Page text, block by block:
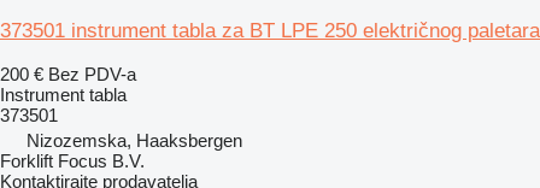
373501 instrument tabla za BT LPE 250 električnog paletara
200 € Bez PDV-a
Instrument tabla
373501
Nizozemska, Haaksbergen
Forklift Focus B.V.
Kontaktirajte prodavatelja